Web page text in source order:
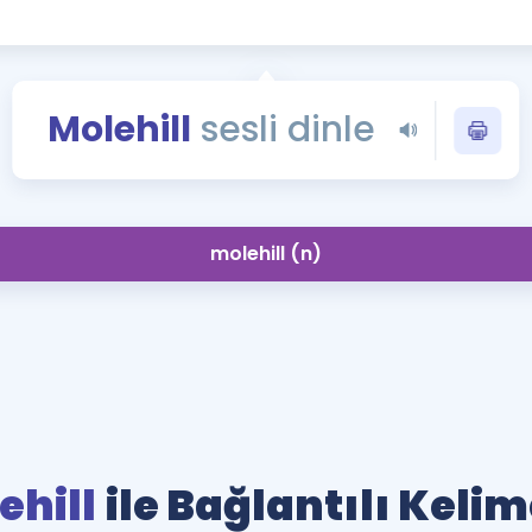
YDS - YÖKDİL
İngilizce Gramer
Molehill sesli dinle
molehill (n)
ile Bağlantılı